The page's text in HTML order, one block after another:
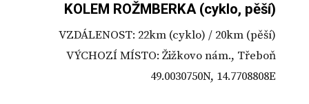
KOLEM ROŽMBERKA (cyklo, pěší)
VZDÁLENOST: 22km (cyklo) / 20km (pěší)
VÝCHOZÍ MÍSTO: Žižkovo nám., Třeboň
49.0030750N, 14.7708808E